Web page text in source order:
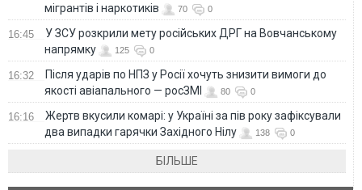
мігрантів і наркотиків
70 0
16:45
У ЗСУ розкрили мету російських ДРГ на Вовчанському
напрямку
125 0
16:32
Після ударів по НПЗ у Росії хочуть знизити вимоги до
якості авіапального — росЗМІ
80 0
16:16
Жертв вкусили комарі: у Україні за пів року зафіксували
два випадки гарячки Західного Нілу
138 0
БІЛЬШЕ